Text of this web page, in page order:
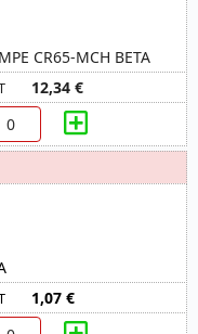
CR65-MCH BETA
12,34 €
1,07 €